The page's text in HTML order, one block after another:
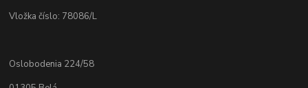
Vložka číslo: 78086/L
Oslobodenia 224/58